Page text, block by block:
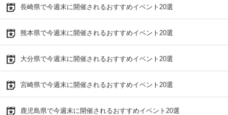
長崎県で今週末に開催されるおすすめイベント20選
熊本県で今週末に開催されるおすすめイベント20選
大分県で今週末に開催されるおすすめイベント20選
宮崎県で今週末に開催されるおすすめイベント20選
鹿児島県で今週末に開催されるおすすめイベント20選